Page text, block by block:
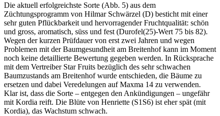
Die aktuell erfolgreichste Sorte (Abb. 5) aus dem
Züchtungsprogramm von Hilmar Schwärzel (D) besticht mit einer
sehr guten Pflückbarkeit und hervorragender Fruchtqualität: schön
und gross, aromatisch, süss und fest (Durofel(25)-Wert 75 bis 82).
Wegen der kurzen Prüfdauer von erst zwei Jahren und wegen
Problemen mit der Baumgesundheit am Breitenhof kann im Moment
noch keine detaillierte Bewertung gegeben werden. In Rücksprache
mit dem Vertreiber Star Fruits bezüglich des sehr schwachen
Baumzustands am Breitenhof wurde entschieden, die Bäume zu
ersetzen und dabei Veredelungen auf Maxma 14 zu verwenden.
Klar ist, dass die Sorte – entgegen den Ankündigungen – ungefähr
mit Kordia reift. Die Blüte von Henriette (S1S6) ist eher spät (mit
Kordia), das Wachstum schwach.